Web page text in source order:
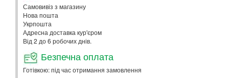
Самовивіз з магазину
Нова пошта
Укрпошта
Адресна доставка кур'єром
Від 2 до 6 робочих днів.
Безпечна оплата
Готівкою: під час отримання замовлення